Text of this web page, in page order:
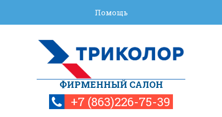
Помощь
ФИРМЕННЫЙ САЛОН
+7 (863)226-75-39